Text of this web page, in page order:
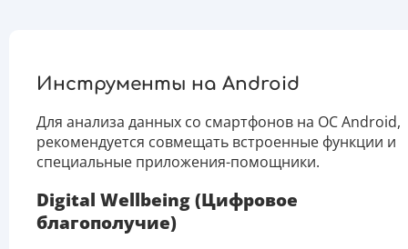
Инструменты на Android
Для анализа данных со смартфонов на ОС Android,
рекомендуется совмещать встроенные функции и
специальные приложения-помощники.
Digital Wellbeing (Цифровое
благополучие)